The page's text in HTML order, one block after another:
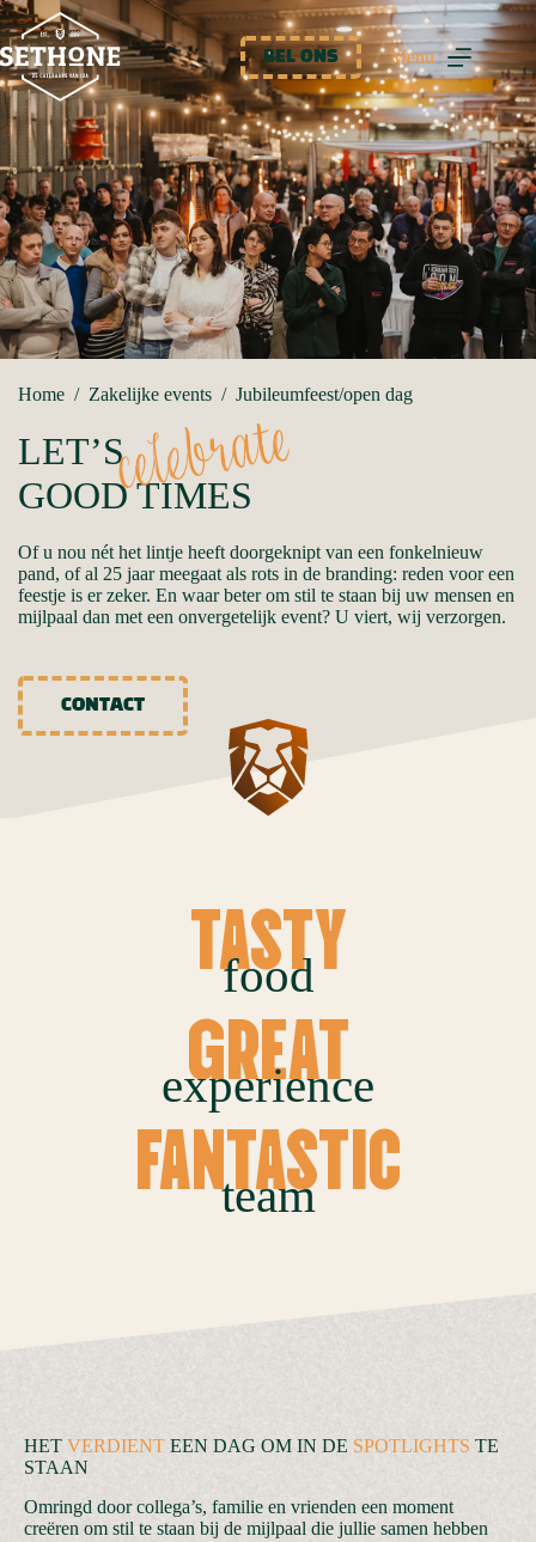
Ga
naar
de
inhoud
BEL ONS Menu
Home / Zakelijke events / Jubileumfeest/open dag
LET’Scelebrate
GOOD TIMES
Of u nou nét het lintje heeft doorgeknipt van een fonkelnieuw
pand, of al 25 jaar meegaat als rots in de branding: reden voor een
feestje is er zeker. En waar beter om stil te staan bij uw mensen en
mijlpaal dan met een onvergetelijk event? U viert, wij verzorgen.
CONTACT
TASTY
food
GREAT
experience
FANTASTIC
team
HET VERDIENT EEN DAG OM IN DE SPOTLIGHTS TE
STAAN
Omringd door collega’s, familie en vrienden een moment
creëren om stil te staan bij de mijlpaal die jullie samen hebben